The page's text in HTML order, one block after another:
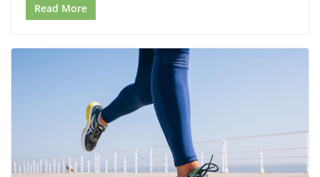
Read More